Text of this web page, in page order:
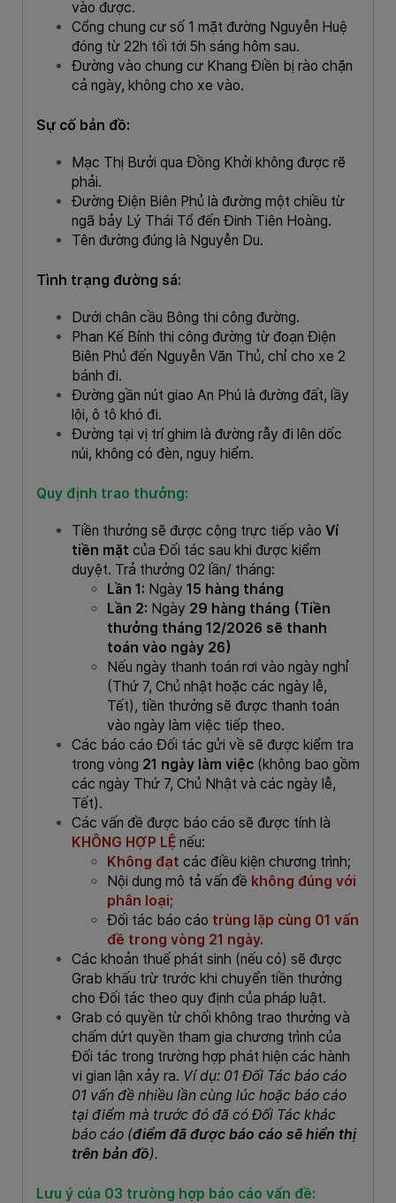
vào được.
Cổng chung cư số 1 mặt đường Nguyễn Huệ
đóng từ 22h tối tới 5h sáng hôm sau.
Đường vào chung cư Khang Điền bị rào chặn
cả ngày, không cho xe vào.
Sự cố bản đồ:
Mạc Thị Bưởi qua Đồng Khởi không được rẽ
phải.
Đường Điện Biên Phủ là đường một chiều từ
ngã bảy Lý Thái Tổ đến Đinh Tiên Hoàng.
Tên đường đúng là Nguyễn Du.
Tình trạng đường sá:
Dưới chân cầu Bông thi công đường.
Phan Kế Bính thi công đường từ đoạn Điện
Biên Phủ đến Nguyễn Văn Thủ, chỉ cho xe 2
bánh đi.
Đường gần nút giao An Phú là đường đất, lầy
lội, ô tô khó đi.
Đường tại vị trí ghim là đường rẫy đi lên dốc
núi, không có đèn, nguy hiểm.
Quy định trao thưởng:
Tiền thưởng sẽ được cộng trực tiếp vào Ví
tiền mặt của Đối tác sau khi được kiểm
duyệt. Trả thưởng 02 lần/ tháng:
Lần 1: Ngày 15 hàng tháng
Lần 2: Ngày 29 hàng tháng (Tiền
thưởng tháng 12/2026 sẽ thanh
toán vào ngày 26)
Nếu ngày thanh toán rơi vào ngày nghỉ
(Thứ 7, Chủ nhật hoặc các ngày lễ,
Tết), tiền thưởng sẽ được thanh toán
vào ngày làm việc tiếp theo.
Các báo cáo Đối tác gửi về sẽ được kiểm tra
trong vòng 21 ngày làm việc (không bao gồm
các ngày Thứ 7, Chủ Nhật và các ngày lễ,
Tết).
Các vấn đề được báo cáo sẽ được tính là
KHÔNG HỢP LỆ nếu:
Không đạt các điều kiện chương trình;
Nội dung mô tả vấn đề không đúng với
phân loại;
Đối tác báo cáo trùng lặp cùng 01 vấn
đề trong vòng 21 ngày.
Các khoản thuế phát sinh (nếu có) sẽ được
Grab khấu trừ trước khi chuyển tiền thưởng
cho Đối tác theo quy định của pháp luật.
Grab có quyền từ chối không trao thưởng và
chấm dứt quyền tham gia chương trình của
Đối tác trong trường hợp phát hiện các hành
vi gian lận xảy ra. Ví dụ: 01 Đối Tác báo cáo
01 vấn đề nhiều lần cùng lúc hoặc báo cáo
tại điểm mà trước đó đã có Đối Tác khác
báo cáo (điểm đã được báo cáo sẽ hiển thị
trên bản đồ).
Lưu ý của 03 trường hợp báo cáo vấn đề: